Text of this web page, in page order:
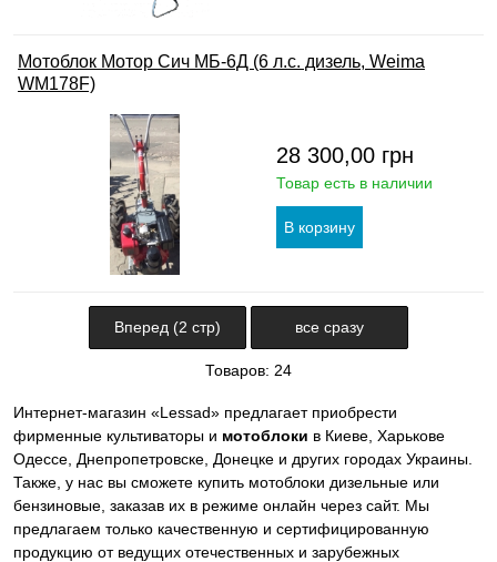
Мотоблок Мотор Сич МБ-6Д (6 л.с. дизель, Weima
WM178F)
28 300,00 грн
Товар есть в наличии
Вперед (2 стр) все сразу
Товаров: 24
Интернет-магазин «Lessad» предлагает приобрести
фирменные культиваторы и мотоблоки в Киеве, Харькове
Одессе, Днепропетровске, Донецке и других городах Украины.
Также, у нас вы сможете купить мотоблоки дизельные или
бензиновые, заказав их в режиме онлайн через сайт. Мы
предлагаем только качественную и сертифицированную
продукцию от ведущих отечественных и зарубежных